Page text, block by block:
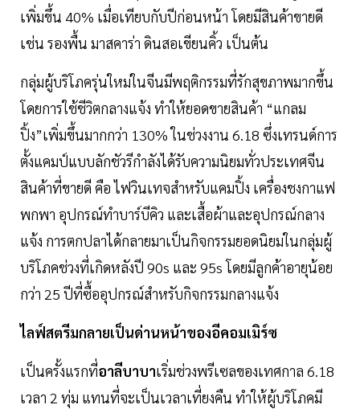
เพิ่มขึ้น 40% เมื่อเทียบกับปีก่อนหน้า โดยมีสินค้าขายดี
เช่น รองพื้น มาสคาร่า ดินสอเขียนคิ้ว เป็นต้น
กลุ่มผู้บริโภครุ่นใหม่ในจีนมีพฤติกรรมที่รักสุขภาพมากขึ้น
โดยการใช้ชีวิตกลางแจ้ง ทำให้ยอดขายสินค้า “แกลม
ปิ้ง”เพิ่มขึ้นมากกว่า 130% ในช่วงงาน 6.18 ซึ่งเทรนด์การ
ตั้งแคมป์แบบลักชัวรีกำลังได้รับความนิยมทั่วประเทศจีน
สินค้าที่ขายดี คือ ไฟวินเทจสำหรับแคมปิ้ง เครื่องชงกาแฟ
พกพา อุปกรณ์ทำบาร์บีคิว และเสื้อผ้าและอุปกรณ์กลาง
แจ้ง การตกปลาได้กลายมาเป็นกิจกรรมยอดนิยมในกลุ่มผู้
บริโภคช่วงที่เกิดหลังปี 90s และ 95s โดยมีลูกค้าอายุน้อย
กว่า 25 ปีที่ซื้ออุปกรณ์สำหรับกิจกรรมกลางแจ้ง
ไลฟ์สตรีมกลายเป็นด่านหน้าของอีคอมเมิร์ซ
เป็นครั้งแรกที่อาลีบาบาเริ่มช่วงพรีเซลของเทศกาล 6.18
เวลา 2 ทุ่ม แทนที่จะเป็นเวลาเที่ยงคืน ทำให้ผู้บริโภคมี